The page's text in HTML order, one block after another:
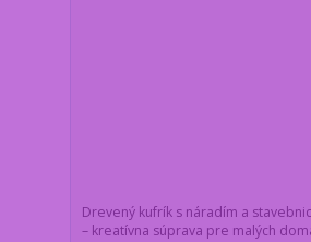
Drevený kufrík s náradím a
– kreatívna súprava pre malých